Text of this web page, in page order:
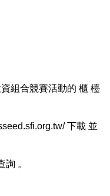
組合競賽活動的 櫃 檯
下載 並
。